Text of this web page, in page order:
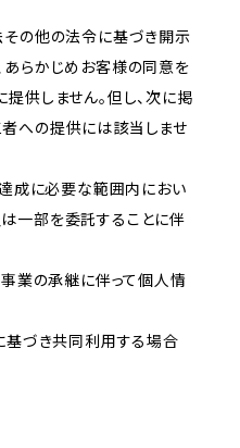
その他の法令に基づき開示
あらかじめお客様の同意を
供しません。但し、次に掲
への提供には該当しませ
達成に必要な範囲内におい
一部を委託することに伴
事業の承継に伴って個人情
基づき共同利用する場合